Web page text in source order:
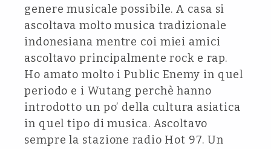
genere musicale possibile. A casa si
ascoltava molto musica tradizionale
indonesiana mentre coi miei amici
ascoltavo principalmente rock e rap.
Ho amato molto i Public Enemy in quel
periodo e i Wutang perchè hanno
introdotto un po’ della cultura asiatica
in quel tipo di musica. Ascoltavo
sempre la stazione radio Hot 97. Un